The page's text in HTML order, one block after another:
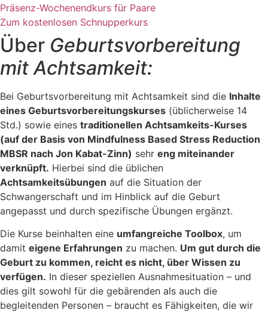
Präsenz-Wochenendkurs für Paare
Zum kostenlosen Schnupperkurs
Über Geburtsvorbereitung
mit Achtsamkeit:
Bei Geburtsvorbereitung mit Achtsamkeit sind die Inhalte
eines Geburtsvorbereitungskurses (üblicherweise 14
Std.) sowie eines traditionellen Achtsamkeits-Kurses
(auf der Basis von Mindfulness Based Stress Reduction
MBSR nach Jon Kabat-Zinn) sehr eng miteinander
verknüpft. Hierbei sind die üblichen
Achtsamkeitsübungen auf die Situation der
Schwangerschaft und im Hinblick auf die Geburt
angepasst und durch spezifische Übungen ergänzt.
Die Kurse beinhalten eine umfangreiche Toolbox, um
damit eigene Erfahrungen zu machen. Um gut durch die
Geburt zu kommen, reicht es nicht, über Wissen zu
verfügen. In dieser speziellen Ausnahmesituation – und
dies gilt sowohl für die gebärenden als auch die
begleitenden Personen – braucht es Fähigkeiten, die wir